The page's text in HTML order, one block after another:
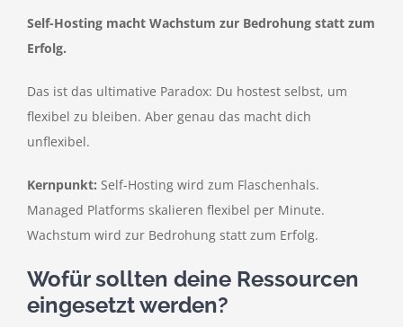
Self-Hosting macht Wachstum zur Bedrohung statt zum
Erfolg.
Das ist das ultimative Paradox: Du hostest selbst, um
flexibel zu bleiben. Aber genau das macht dich
unflexibel.
Kernpunkt: Self-Hosting wird zum Flaschenhals.
Managed Platforms skalieren flexibel per Minute.
Wachstum wird zur Bedrohung statt zum Erfolg.
Wofür sollten deine Ressourcen
eingesetzt werden?